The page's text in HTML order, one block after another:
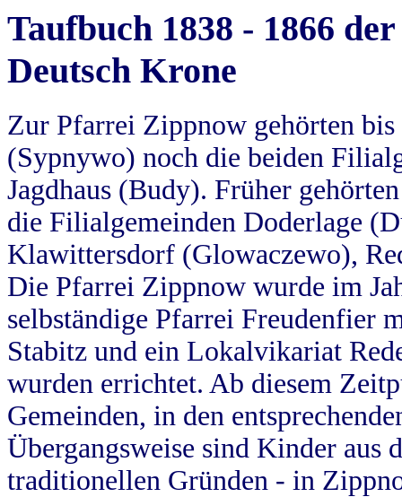
Taufbuch 1838 - 1866
Deutsch Krone
Zur Pfarrei Zippnow gehörten
(Sypnywo) noch die beiden
Jagdhaus (Budy). Früher
die Filialgemeinden Doderlage
Klawittersdorf (Glowaczewo),
Die Pfarrei Zippnow wurde im
selbständige Pfarrei Freudenfier
Stabitz und ein Lokalvikariat
wurden errichtet. Ab diesem
Gemeinden, in den
Übergangsweise sind Kinder aus
traditionellen Gründen - in